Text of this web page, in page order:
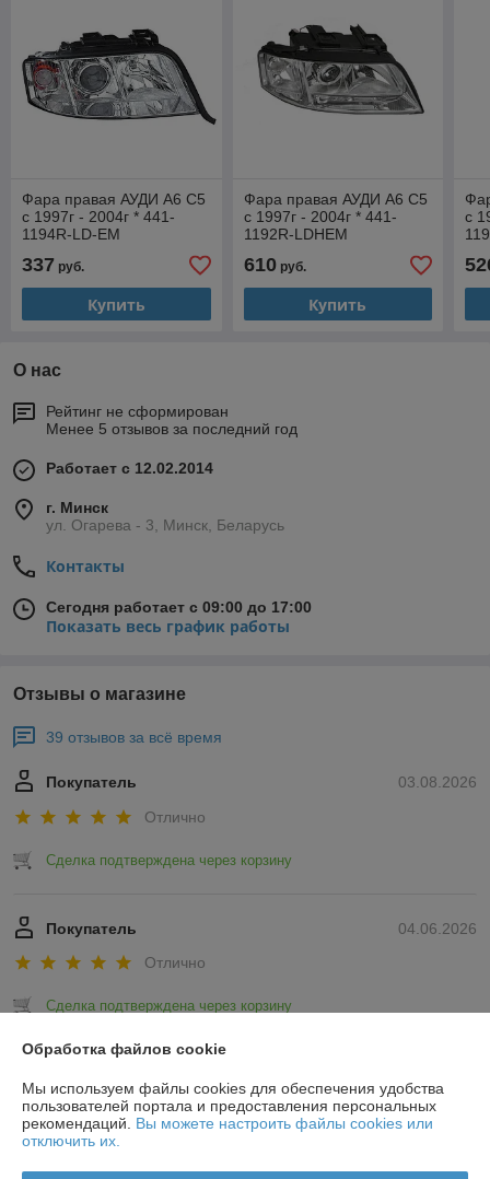
Фара правая АУДИ А6 С5
с 1997г - 2004г * 441-
1194R-LD-EM
337 руб.
Купить
Фара правая АУДИ А6 С5
с 1997г - 2004г * 441-
1192R-LDHEM
610руб.
Купить
с
О нас
Рейтинг не сформирован
Менее 5 отзывов за последний год
Работает с 12.02.2014
г. Минск
ул. Огарева - 3, Минск, Беларусь
Контакты
Сегодня работает с 09:00 до 17:00
Показать весь график работы
Отзывы о магазине
39 отзывов за всё время
03.08.2026
Покупатель
Отлично
Сделка подтверждена через корзину
04.06.2026
Покупатель
Отлично
Сделка подтверждена через корзину
Показать все отзывы
О нас
Обработка файлов cookie
Мы используем файлы cookies для обеспечения удобства
пользователей портала и предоставления персональных
рекомендаций. Вы можете настроить файлы cookies или
отключить их.